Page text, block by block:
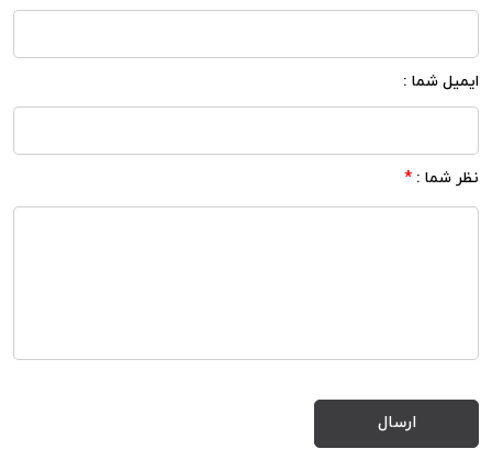
ایمیل شما :
نظر شما : *